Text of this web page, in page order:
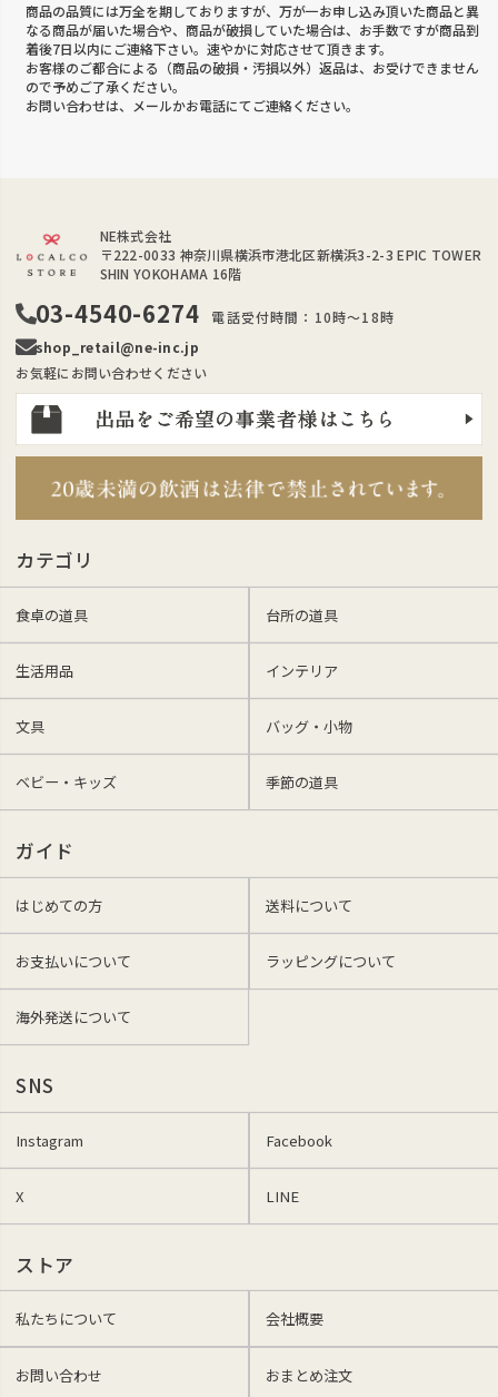
商品の品質には万全を期しておりますが、万が一お申し込み頂いた商品と異
なる商品が届いた場合や、商品が破損していた場合は、お手数ですが商品到
着後7日以内にご連絡下さい。速やかに対応させて頂きます。
お客様のご都合による（商品の破損・汚損以外）返品は、お受けできません
ので予めご了承ください。
お問い合わせは、メールかお電話にてご連絡ください。
NE株式会社
〒222-0033 神奈川県横浜市港北区新横浜3-2-3 EPIC TOWER
SHIN YOKOHAMA 16階
03-4540-6274
電話受付時間：10時～18時
shop_retail@ne-inc.jp
お気軽にお問い合わせください
カテゴリ
食卓の道具 台所の道具
生活用品 インテリア
文具 バッグ・小物
ベビー・キッズ 季節の道具
ガイド
はじめての方 送料について
お支払いについて ラッピングについて
海外発送について
SNS
Instagram Facebook
X LINE
ストア
私たちについて 会社概要
お問い合わせ おまとめ注文